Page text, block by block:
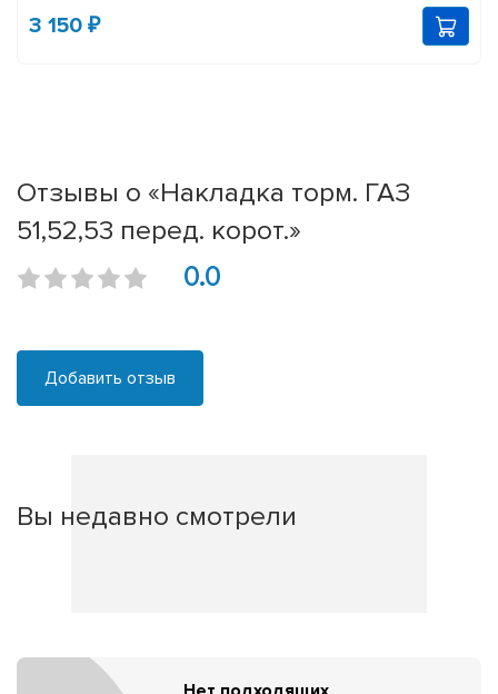
3 150 ₽
Отзывы о «Накладка торм. ГАЗ
51,52,53 перед. корот.»
0.0
Добавить отзыв
Вы недавно смотрели